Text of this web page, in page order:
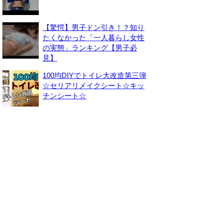
【驚愕】男子ドン引き！？知り
たくなかった「一人暮らし女性
の実態」ランキング【男子必
見】
100均DIYでトイレ大改造第三弾
☆セリアリメイクシート☆キッ
チンシート☆